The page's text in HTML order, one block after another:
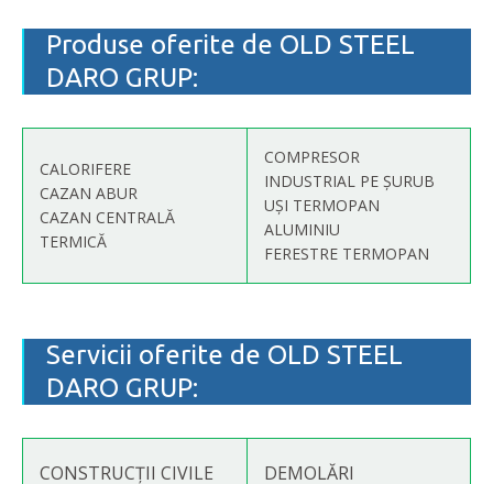
Produse oferite de OLD STEEL
DARO GRUP:
CALORIFERE
CAZAN ABUR
CAZAN CENTRALĂ
TERMICĂ
COMPRESOR
INDUSTRIAL PE ȘURUB
UȘI TERMOPAN
ALUMINIU
FERESTRE TERMOPAN
Servicii oferite de OLD STEEL
DARO GRUP:
CONSTRUCȚII CIVILE DEMOLĂRI